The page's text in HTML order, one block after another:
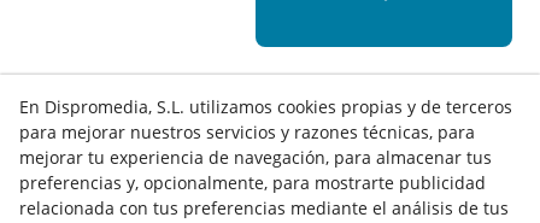
En Dispromedia, S.L. utilizamos cookies propias y de terceros
para mejorar nuestros servicios y razones técnicas, para
mejorar tu experiencia de navegación, para almacenar tus
preferencias y, opcionalmente, para mostrarte publicidad
relacionada con tus preferencias mediante el análisis de tus